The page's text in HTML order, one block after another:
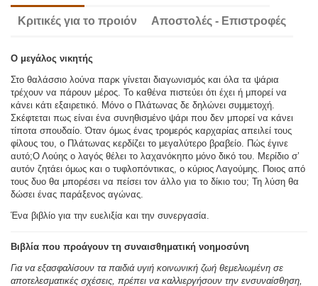
Κριτικές για το προιόν Αποστολές - Επιστροφές
Ο μεγάλος νικητής
Στο θαλάσσιο λούνα παρκ γίνεται διαγωνισμός και όλα τα ψάρια
τρέχουν να πάρουν μέρος. Το καθένα πιστεύει ότι έχει ή μπορεί να
κάνει κάτι εξαιρετικό. Μόνο ο Πλάτωνας δε δηλώνει συμμετοχή.
Σκέφτεται πως είναι ένα συνηθισμένο ψάρι που δεν μπορεί να κάνει
τίποτα σπουδαίο. Όταν όμως ένας τρομερός καρχαρίας απειλεί τους
φίλους του, ο Πλάτωνας κερδίζει το μεγαλύτερο βραβείο. Πώς έγινε
αυτό;Ο Λούης ο λαγός θέλει το λαχανόκηπο μόνο δικό του. Μερίδιο σ’
αυτόν ζητάει όμως και ο τυφλοπόντικας, ο κύριος Λαγούμης. Ποιος από
τους δυο θα μπορέσει να πείσει τον άλλο για το δίκιο του; Τη λύση θα
δώσει ένας παράξενος αγώνας.
Ένα βιβλίο για την ευελιξία και την συνεργασία.
Βιβλία που προάγουν τη συναισθηματική νοημοσύνη
Για να εξασφαλίσουν τα παιδιά υγιή κοινωνική ζωή θεμελιωμένη σε
αποτελεσματικές σχέσεις, πρέπει να καλλιεργήσουν την ενσυναίσθηση,